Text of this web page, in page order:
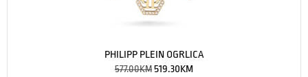
PHILIPP PLEIN OGRLICA
577.00KM519.30KM